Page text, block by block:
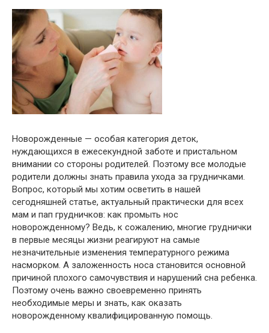
Новорожденные — особая категория деток,
нуждающихся в ежесекундной заботе и пристальном
внимании со стороны родителей. Поэтому все молодые
родители должны знать правила ухода за грудничками.
Вопрос, который мы хотим осветить в нашей
сегодняшней статье, актуальный практически для всех
мам и пап грудничков: как промыть нос
новорожденному? Ведь, к сожалению, многие груднички
в первые месяцы жизни реагируют на самые
незначительные изменения температурного режима
насморком. А заложенность носа становится основной
причиной плохого самочувствия и нарушений сна ребенка.
Поэтому очень важно своевременно принять
необходимые меры и знать, как оказать
новорожденному квалифицированную помощь.